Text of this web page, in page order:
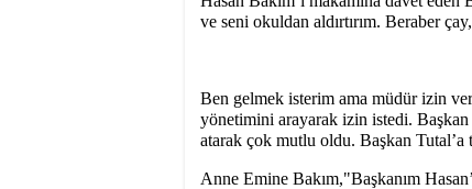
ve seni okuldan aldırtırım. Beraber
Ben gelmek isterim ama müdür izin
yönetimini arayarak izin istedi. Başkan
atarak çok mutlu oldu. Başkan Tutal’a
Anne Emine Bakım,"Başkanım